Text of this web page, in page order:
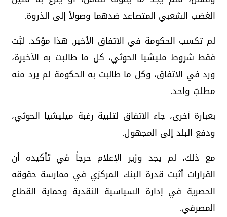
الغضب الشعبي المتصاعد ضدهما وصولاً إلى الذروة.
لم تكسب الحكومة في الاتفاق الأخير, هذا مؤكد. لبَّت
فقط شروط مليشيا الحوثي، كل ما طالبت به الأخيرة،
ورد في الاتفاق، وكل ما طالبت به الحكومة لم يرد منه
مطلبٌ واحد.
بعبارة أخرى، جاء الاتفاق لتلبية رغبة ميليشيا الحوثي،
ودفع البلد إلى المجهول.
مع ذلك، لم يجد وزير الإعلام حرجاً في تأكيده أن
القرارات أثبت قدرة البنك المركزي في ممارسة حقوقه
الحصرية في إدارة السياسية النقدية وحماية القطاع
المصرفي.